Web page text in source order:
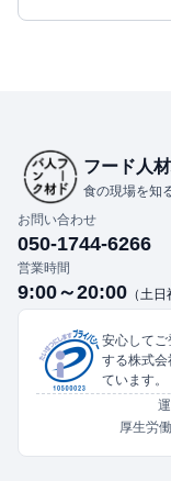
フード人
食の現場を知
お問い合わせ
050-1744-6266
営業時間
9:00～20:00 （土
安心して
する株式会
ています。
厚生労